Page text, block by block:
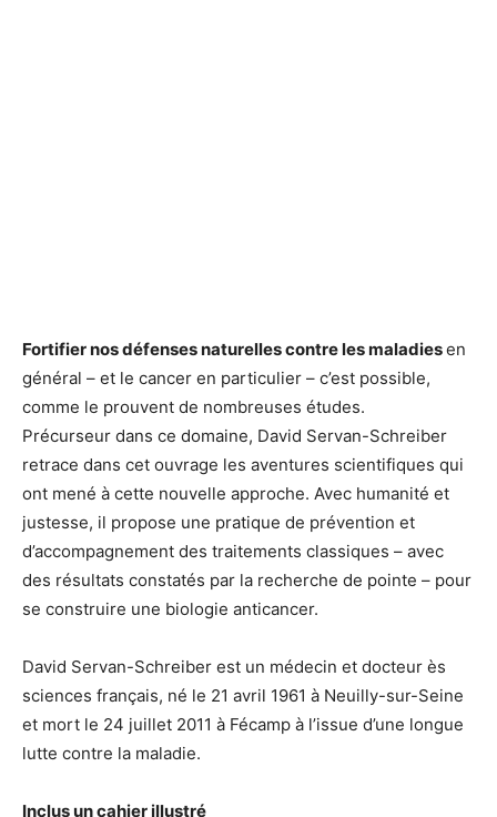
Fortifier nos défenses naturelles contre les maladiesen
général – et le cancer en particulier – c’est possible,
comme le prouvent de nombreuses études.
Précurseur dans ce domaine, David Servan-Schreiber
retrace dans cet ouvrage les aventures scientifiques qui
ont mené à cette nouvelle approche. Avec humanité et
justesse, il propose une pratique de prévention et
d’accompagnement des traitements classiques – avec
des résultats constatés par la recherche de pointe – pour
se construire une biologie anticancer.
David Servan-Schreiber est un médecin et docteur ès
sciences français, né le 21 avril 1961 à Neuilly-sur-Seine
et mort le 24 juillet 2011 à Fécamp à l’issue d’une longue
lutte contre la maladie.
Inclus un cahier illustré